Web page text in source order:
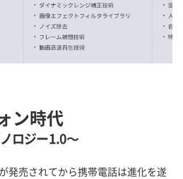
ン時代
ロジー1.0～
発売されてから携帯電話は進化を遂